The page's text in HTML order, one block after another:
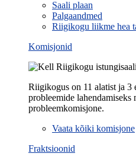
Saali plaan
Palgaandmed
Riigikogu liikme hea
Komisjonid
Riigikogus on 11 alatist ja 3
probleemide lahendamiseks
probleemkomisjone.
Vaata kõiki komisjone
Fraktsioonid